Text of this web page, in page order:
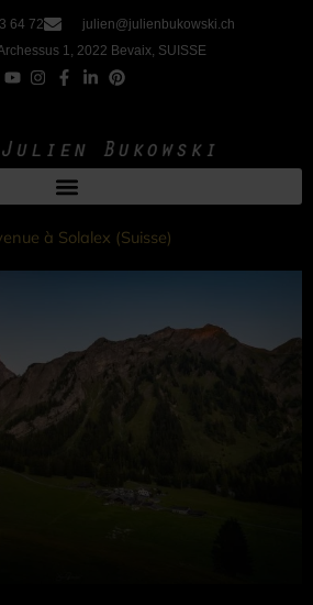
64 72
julien@julienbukowski.ch
1, 2022 Bevaix, SUISSE
à Solalex (Suisse)